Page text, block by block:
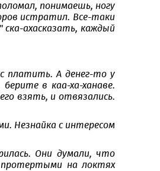
понимаешь, ногу
истратил. Все-таки
ска-ахасказать, каждый
платить. А денег-то у
в каа-ха-ханаве.
взять, и отвязались.
Незнайка с интересом
Они думали, что
на локтях